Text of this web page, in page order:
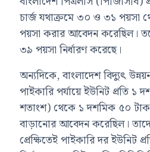
চার্জ যথাক্রমে ৩০ ও ৩১ পয়সা
পয়সা করার আবেদন করেছিল।
৩৯ পয়সা নির্ধারণ করেছে।
অন্যদিকে, বাংলাদেশ বিদ্যুৎ
পাইকারি পর্যায়ে ইউনিট প্রতি ১
শতাংশ) থেকে ১ দশমিক ৫০
বাড়ানোর আবেদন করেছিল।
প্রেক্ষিতেই পাইকারি দর ইউনিট